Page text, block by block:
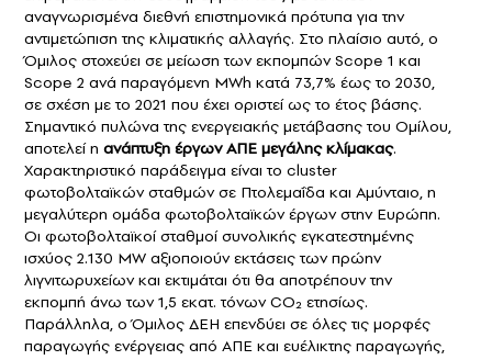
αναγνωρισμένα διεθνή επιστημονικά πρότυπα για την
αντιμετώπιση της κλιματικής αλλαγής. Στο πλαίσιο αυτό, ο
Όμιλος στοχεύει σε μείωση των εκπομπών Scope 1 και
Scope 2 ανά παραγόμενη MWh κατά 73,7% έως το 2030,
σε σχέση με το 2021 που έχει οριστεί ως το έτος βάσης.
Σημαντικό πυλώνα της ενεργειακής μετάβασης του Ομίλου,
αποτελεί η ανάπτυξη έργων ΑΠΕ μεγάλης κλίμακας.
Χαρακτηριστικό παράδειγμα είναι το cluster
φωτοβολταϊκών σταθμών σε Πτολεμαΐδα και Αμύνταιο, η
μεγαλύτερη ομάδα φωτοβολταϊκών έργων στην Ευρώπη.
Οι φωτοβολταϊκοί σταθμοί συνολικής εγκατεστημένης
ισχύος 2.130 MW αξιοποιούν εκτάσεις των πρώην
λιγνιτωρυχείων και εκτιμάται ότι θα αποτρέπουν την
εκπομπή άνω των 1,5 εκατ. τόνων CO₂ ετησίως.
Παράλληλα, ο Όμιλος ΔΕΗ επενδύει σε όλες τις μορφές
παραγωγής ενέργειας από ΑΠΕ και ευέλικτης παραγωγής,